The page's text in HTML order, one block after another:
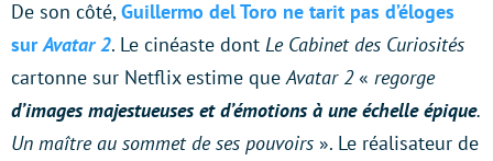
De son côté,Guillermo del Toro ne tarit pas d’éloges
surAvatar 2. Le cinéaste dont Le Cabinet des Curiosités
cartonne sur Netflix estime queAvatar 2« regorge
d’images majestueuses et d’émotions à une échelle épique.
Un maître au sommet de ses pouvoirs ». Le réalisateur de